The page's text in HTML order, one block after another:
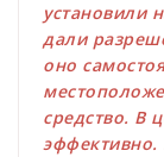
установили
дали
оно
средство. В